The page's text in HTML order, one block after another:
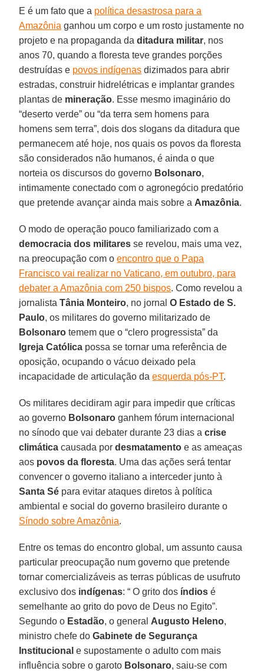
E é um fato que a política desastrosa para a
Amazônia ganhou um corpo e um rosto justamente no
projeto e na propaganda daditadura militar, nos
anos 70, quando a floresta teve grandes porções
destruídas e povos indígenas dizimados para abrir
estradas, construir hidrelétricas e implantar grandes
plantas de mineração. Esse mesmo imaginário do
“deserto verde” ou “da terra sem homens para
homens sem terra”, dois dos slogans da ditadura que
permanecem até hoje, nos quais os povos da floresta
são considerados não humanos, é ainda o que
norteia os discursos do governo Bolsonaro,
intimamente conectado com o agronegócio predatório
que pretende avançar ainda mais sobre a Amazônia.
O modo de operação pouco familiarizado com a
democracia dos militares se revelou, mais uma vez,
na preocupação com oencontro que o Papa
Francisco vai realizar no Vaticano, em outubro, para
debater a Amazônia com 250 bispos. Como revelou a
jornalistaTânia Monteiro, no jornalO Estado de S.
Paulo, os militares do governo militarizado de
Bolsonaro temem que o “clero progressista” da
Igreja Católica possa se tornar uma referência de
oposição, ocupando o vácuo deixado pela
incapacidade de articulação daesquerda pós-PT.
Os militares decidiram agir para impedir que críticas
ao governo Bolsonaro ganhem fórum internacional
no sínodo que vai debater durante 23 dias acrise
climática causada pordesmatamento e as ameaças
aos povos da floresta. Uma das ações será tentar
convencer o governo italiano a interceder junto à
Santa Sé para evitar ataques diretos à política
ambiental e social do governo brasileiro durante o
Sínodo sobre Amazônia.
Entre os temas do encontro global, um assunto causa
particular preocupação num governo que pretende
tornar comercializáveis as terras públicas de usufruto
exclusivo dos indígenas: “ O grito dos índios é
semelhante ao grito do povo de Deus no Egito”.
Segundo o Estadão, o general Augusto Heleno,
ministro chefe doGabinete de Segurança
Institucional e supostamente o adulto com mais
influência sobre o garoto Bolsonaro, saiu-se com